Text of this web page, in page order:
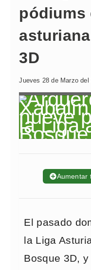
pódiums
3D
Jueves 28 de Marzo
➕Aumentar
El pasado
la Liga
Bosque 3D,